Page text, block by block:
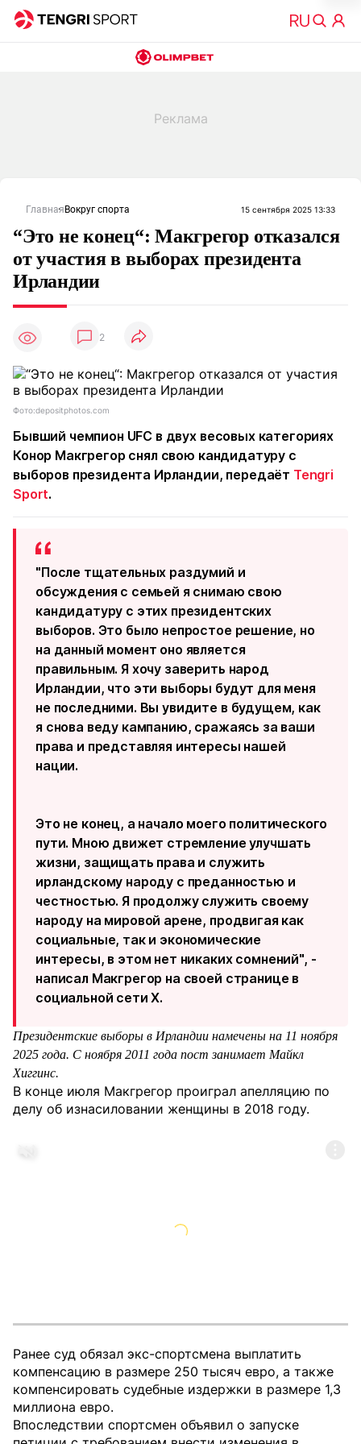
Главная Вокруг спорта 15 сентября 2025 13:33
“Это не конец“: Макгрегор отказался
от участия в выборах президента
Ирландии
2
Фото:depositphotos.com
Бывший чемпион UFC в двух весовых категориях
Конор Макгрегор снял свою кандидатуру с
выборов президента Ирландии, передаёт Tengri
Sport.
"После тщательных раздумий и
обсуждения с семьей я снимаю свою
кандидатуру с этих президентских
выборов. Это было непростое решение, но
на данный момент оно является
правильным. Я хочу заверить народ
Ирландии, что эти выборы будут для меня
не последними. Вы увидите в будущем, как
я снова веду кампанию, сражаясь за ваши
права и представляя интересы нашей
нации.
Это не конец, а начало моего политического
пути. Мною движет стремление улучшать
жизни, защищать права и служить
ирландскому народу с преданностью и
честностью. Я продолжу служить своему
народу на мировой арене, продвигая как
социальные, так и экономические
интересы, в этом нет никаких сомнений", -
написал Макгрегор на своей странице в
социальной сети X.
Президентские выборы в Ирландии намечены на 11 ноября
2025 года. С ноября 2011 года пост занимает Майкл
Хиггинс.
В конце июля Макгрегор проиграл апелляцию по
делу об изнасиловании женщины в 2018 году.
Ранее суд обязал экс-спортсмена выплатить
компенсацию в размере 250 тысяч евро, а также
компенсировать судебные издержки в размере 1,3
миллиона евро.
Впоследствии спортсмен объявил о запуске